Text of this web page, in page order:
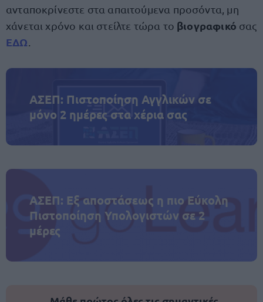
ανταποκρίνεστε στα απαιτούμενα προσόντα, μη
χάνεται χρόνο και στείλτε τώρα το βιογραφικό σας
ΕΔΩ
ΑΣΕΠ: Πιστοποίηση Αγγλικών σε
μόνο 2 ημέρες στα χέρια σας
ΑΣΕΠ: Εξ αποστάσεως η πιο Εύκολη
Πιστοποίηση Υπολογιστών σε 2
μέρες